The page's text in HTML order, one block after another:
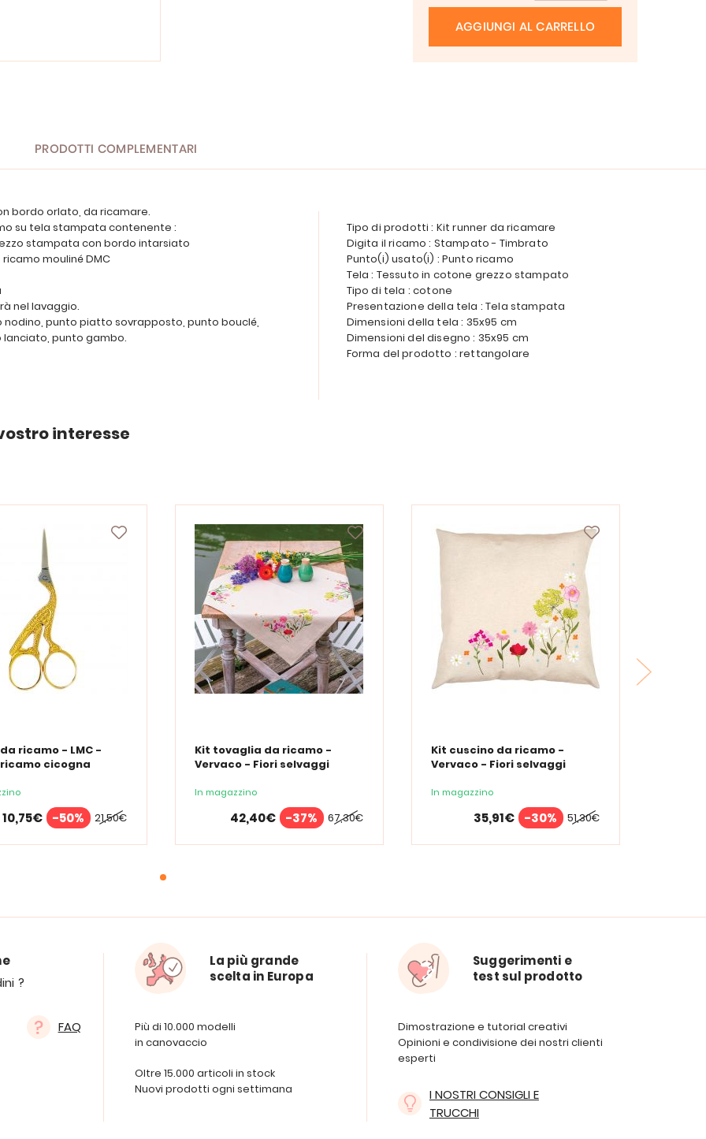
AGGIUNGI AL CARRELLO
PRODOTTI COMPLEMENTARI
bordo orlato, da ricamare.
su tela stampata contenente :
stampata con bordo intarsiato
mouliné DMC
nel lavaggio.
nodino, punto piatto sovrapposto, punto bouclé,
punto gambo.
Tipo di prodotti : Kit runner da ricamare
Digita il ricamo : Stampato - Timbrato
Punto(i) usato(i) : Punto ricamo
Tela : Tessuto in cotone grezzo stampato
Tipo di tela : cotone
Presentazione della tela : Tela stampata
Dimensioni della tela : 35x95 cm
Dimensioni del disegno : 35x95 cm
Forma del prodotto : rettangolare
interesse
ricamo - LMC -
cicogna
21,50€
10,75€ -50%
Kit tovaglia da ricamo -
Vervaco - Fiori selvaggi
In magazzino
67,30€
42,40€ -37%
Kit cuscino da ricamo -
Vervaco - Fiori selvaggi
In magazzino
51,30€
35,91€ -30%
?
FAQ
La più grande
scelta in Europa
Più di 10.000 modelli
in canovaccio
Oltre 15.000 articoli in stock
Nuovi prodotti ogni settimana
Suggerimenti e
test sul prodotto
Dimostrazione e tutorial creativi
Opinioni e condivisione dei nostri clienti
esperti
I NOSTRI CONSIGLI E
TRUCCHI